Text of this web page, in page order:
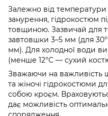
Залежно від температури
занурення, гідрокостюм
товщиною. Зазвичай для
завтовшки 3–5 мм (для
мм). Для холодної води
(менше 12°C — сухий
Зважаючи на важливість
та жіночі гідрокостюми
собою кроєм.
дає можливість